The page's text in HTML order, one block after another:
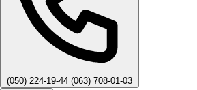
(050) 224-19-44 (063) 708-01-03